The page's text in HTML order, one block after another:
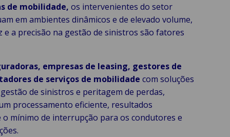
de mobilidade, os intervenientes do setor
em ambientes dinâmicos e de elevado volume,
e a precisão na gestão de sinistros são fatores
empresas de leasing, gestores de
de serviços de mobilidade com soluções
de sinistros e peritagem de perdas,
processamento eficiente, resultados
o mínimo de interrupção para os condutores e